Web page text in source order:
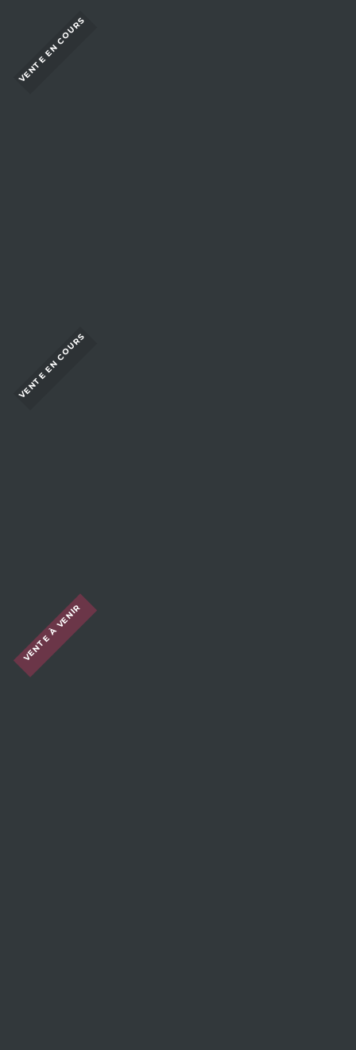
LE DOMAINE JEAN-MARC
VENTE EN COURS
LES INCONTOURNABLES
VENTE EN COURS
DOMAINE LORENZON :
RÉGULARITÉ SANS FAILLE POUR
VENTE À VENIR